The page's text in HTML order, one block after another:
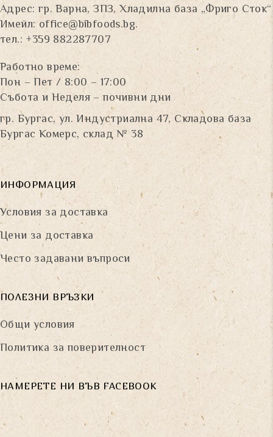
Адрес: гр. Варна, ЗПЗ, Хладилна база „Фриго Сток“
Имейл: office@bibfoods.bg.
тел.: +359 882287707
Работно време:
Пон – Пет / 8:00 – 17:00
Събота и Неделя – почивни дни
гр. Бургас, ул. Индустриална 47, Складова база
Бургас Комерс, склад № 38
ИНФОРМАЦИЯ
Условия за доставка
Цени за доставка
Често задавани въпроси
ПОЛЕЗНИ ВРЪЗКИ
Общи условия
Политика за поверителност
НАМЕРЕТЕ НИ ВЪВ FACEBOOK